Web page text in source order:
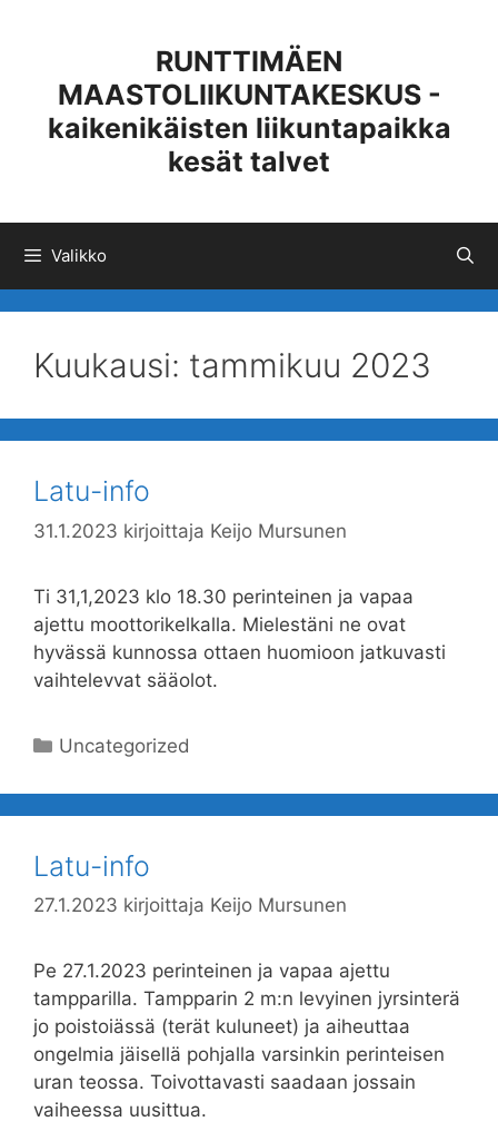
RUNTTIMÄEN
MAASTOLIIKUNTAKESKUS -
kaikenikäisten liikuntapaikka
kesät talvet
Valikko
Kuukausi: tammikuu 2023
Latu-info
31.1.2023 kirjoittaja Keijo Mursunen
Ti 31,1,2023 klo 18.30 perinteinen ja vapaa
ajettu moottorikelkalla. Mielestäni ne ovat
hyvässä kunnossa ottaen huomioon jatkuvasti
vaihtelevvat sääolot.
Kategoriat
Uncategorized
Latu-info
27.1.2023 kirjoittaja Keijo Mursunen
Pe 27.1.2023 perinteinen ja vapaa ajettu
tampparilla. Tampparin 2 m:n levyinen jyrsinterä
jo poistoiässä (terät kuluneet) ja aiheuttaa
ongelmia jäisellä pohjalla varsinkin perinteisen
uran teossa. Toivottavasti saadaan jossain
vaiheessa uusittua.